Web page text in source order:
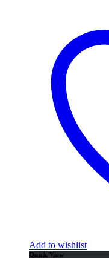
Add to wishlist
Quick View